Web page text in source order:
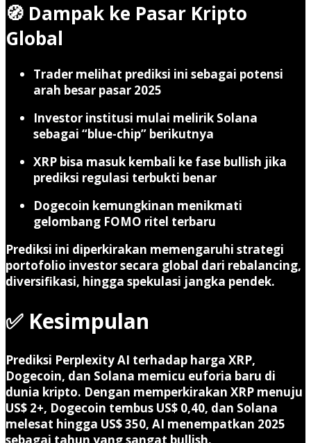
🧭 Dampak ke Pasar Kripto
Global
Trader melihat prediksi ini sebagai potensi
arah besar pasar 2025
Investor institusi mulai melirik Solana
sebagai “blue-chip” berikutnya
XRP bisa masuk kembali ke fase bullish jika
prediksi regulasi terbukti benar
Dogecoin kemungkinan menikmati
gelombang FOMO ritel terbaru
Prediksi ini diperkirakan memengaruhi strategi
portofolio investor secara global dari rebalancing,
diversifikasi, hingga spekulasi jangka pendek.
✅ Kesimpulan
Prediksi Perplexity AI terhadap harga XRP,
Dogecoin, dan Solana memicu euforia baru di
dunia kripto. Dengan memperkirakan XRP menuju
US$ 2+, Dogecoin tembus US$ 0,40, dan Solana
melesat hingga US$ 350, AI menempatkan 2025